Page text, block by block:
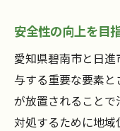
安全性の向上を目
愛知県碧南市と日
与する重要な要素
が放置されること
対処するために地